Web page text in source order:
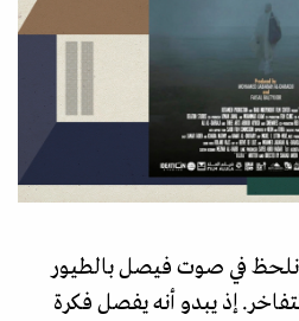
في صوت فيصل بالطيور
إذ يبدو أنه يفصل فكرة